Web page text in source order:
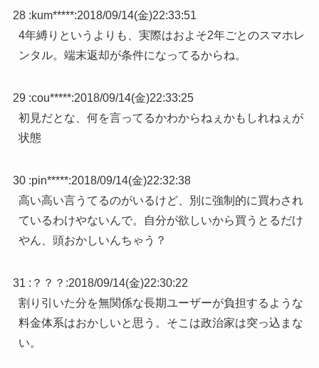
28 :kum*****:2018/09/14(金)22:33:51
4年縛りというよりも、実際はおよそ2年ごとのスマホレ
ンタル。端末返却が条件になってるからね。
29 :cou*****:2018/09/14(金)22:33:25
初見だとな、何を言ってるかわからねぇかもしれねぇが
状態
30 :pin*****:2018/09/14(金)22:32:38
高い高い言うてるのがいるけど、別に強制的に買わされ
ているわけやないんで。自分が欲しいから買うとるだけ
やん、頭おかしいんちゃう？
31 : ？？？ :2018/09/14(金)22:30:22
割り引いた分を無関係な長期ユーザーが負担するような
料金体系はおかしいと思う。そこは政治家は突っ込まな
い。